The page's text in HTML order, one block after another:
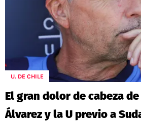
QUIENES SOMOS
TÉRMINOS Y CONDICIONES
POLÍTICAS DE PRIVACIDAD
POLÍTICA EDITORIAL
PUBLICIDAD / ADS
CONTACTO
AD CHOICES
U. DE CHILE
El gran dolor de cabeza
Álvarez y la U previo a